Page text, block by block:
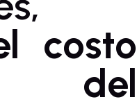
costo
del